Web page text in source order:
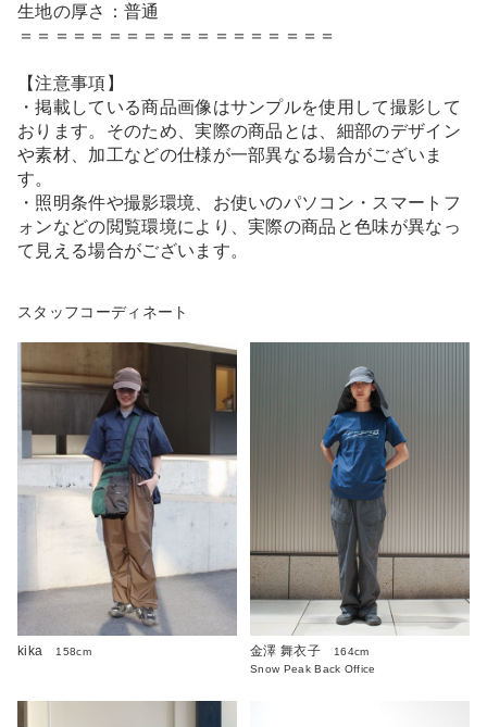
生地の厚さ：普通
＝＝＝＝＝＝＝＝＝＝＝＝＝＝＝＝＝＝
【注意事項】
・掲載している商品画像はサンプルを使用して撮影して
おります。そのため、実際の商品とは、細部のデザイン
や素材、加工などの仕様が一部異なる場合がございま
す。
・照明条件や撮影環境、お使いのパソコン・スマートフ
ォンなどの閲覧環境により、実際の商品と色味が異なっ
て見える場合がございます。
スタッフコーディネート
kika 158cm 金澤 舞衣子
164cm
Snow Peak Back Office